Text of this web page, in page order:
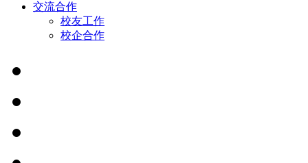
交流合作
校友工作
校企合作